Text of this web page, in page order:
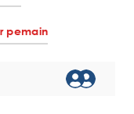
pemain